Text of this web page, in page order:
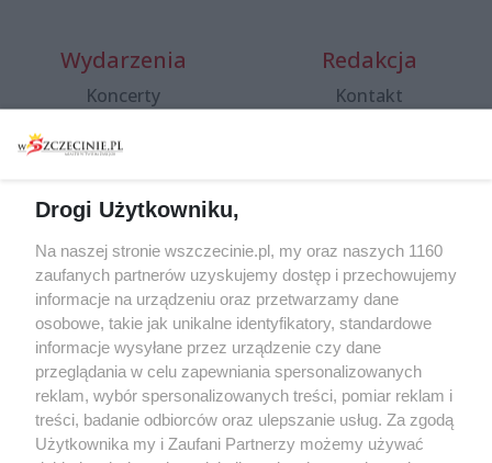
Wydarzenia
Koncerty
Spacery i oprowadzania
targi
Wernisaże
Więcej
Redakcja
Kontakt
Specjalny koncert z okazji
20. urodzin portalu
wSzczecinie.pl
Regulamin konkursów
śniadaniówka "Hej
Szczecin! Jest piątek!"
Drogi Użytkowniku,
Na naszej stronie wszczecinie.pl, my oraz naszych 1160
zaufanych partnerów uzyskujemy dostęp i przechowujemy
informacje na urządzeniu oraz przetwarzamy dane
osobowe, takie jak unikalne identyfikatory, standardowe
informacje wysyłane przez urządzenie czy dane
przeglądania w celu zapewniania spersonalizowanych
reklam, wybór spersonalizowanych treści, pomiar reklam i
treści, badanie odbiorców oraz ulepszanie usług. Za zgodą
Użytkownika my i Zaufani Partnerzy możemy używać